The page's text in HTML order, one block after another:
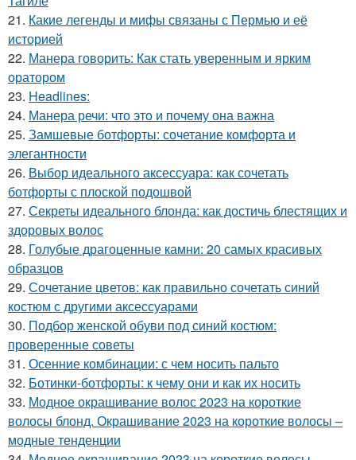
21. Какие легенды и мифы связаны с Пермью и её
историей
22. Манера говорить: Как стать уверенным и ярким
оратором
23. Headlines:
24. Манера речи: что это и почему она важна
25. Замшевые ботфорты: сочетание комфорта и
элегантности
26. Выбор идеального аксессуара: как сочетать
ботфорты с плоской подошвой
27. Секреты идеального блонда: как достичь блестящих и
здоровых волос
28. Голубые драгоценные камни: 20 самых красивых
образцов
29. Сочетание цветов: как правильно сочетать синий
костюм с другими аксессуарами
30. Подбор женской обуви под синий костюм:
проверенные советы
31. Осенние комбинации: с чем носить пальто
32. Ботинки-ботфорты: к чему они и как их носить
33. Модное окрашивание волос 2023 на короткие
волосы блонд. Окрашивание 2023 на короткие волосы –
модные тенденции